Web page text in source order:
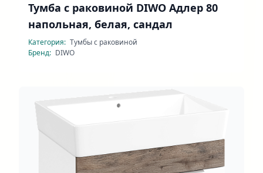
Тумба с раковиной DIWO Адлер 80
напольная, белая, сандал
Категория: Тумбы с раковиной
Бренд: DIWO